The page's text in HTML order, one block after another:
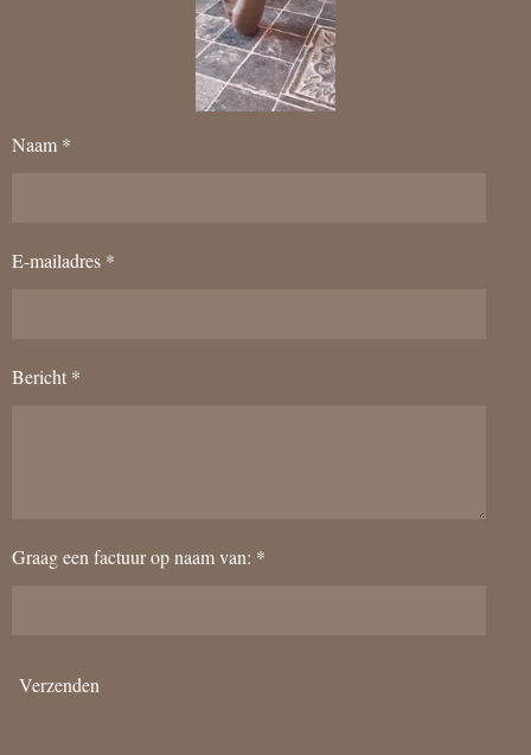
Naam *
E-mailadres *
Bericht *
Graag een factuur op naam van: *
Verzenden